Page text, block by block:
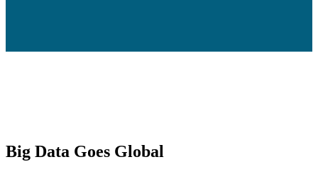
Big Data Goes Global